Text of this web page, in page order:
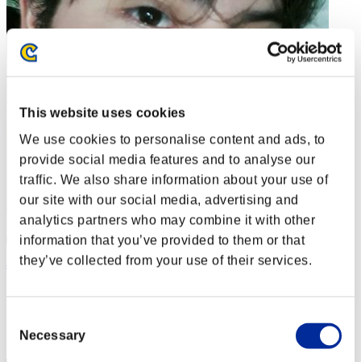
This website uses cookies
We use cookies to personalise content and ads, to
provide social media features and to analyse our
traffic. We also share information about your use of
our site with our social media, advertising and
analytics partners who may combine it with other
information that you’ve provided to them or that
they’ve collected from your use of their services.
Selection
Necessary
╬Dark9-Dragon-Red╬ †ROMA-ITALIA†
スコア:Lv:1/03'30"90
1